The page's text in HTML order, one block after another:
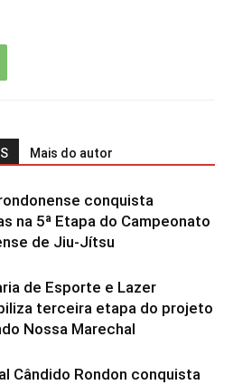
Mais do autor
conquista
na 5ª Etapa do Campeonato
de Jiu-Jítsu
de Esporte e Lazer
terceira etapa do projeto
Nossa Marechal
Cândido Rondon conquista